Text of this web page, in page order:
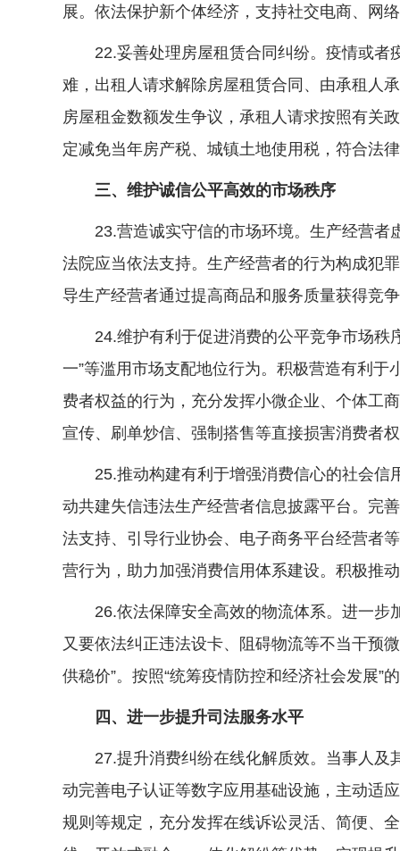
展。依法保护新个体经济，支持社交电商、网
22.妥善处理房屋租赁合同纠纷。疫情或者
难，出租人请求解除房屋租赁合同、由承租人
房屋租金数额发生争议，承租人请求按照有关
定减免当年房产税、城镇土地使用税，符合法
三、维护诚信公平高效的市场秩序
23.营造诚实守信的市场环境。生产经营者
法院应当依法支持。生产经营者的行为构成犯
导生产经营者通过提高商品和服务质量获得竞
24.维护有利于促进消费的公平竞争市场秩序
一”等滥用市场支配地位行为。积极营造有利
费者权益的行为，充分发挥小微企业、个体工
宣传、刷单炒信、强制搭售等直接损害消费者
25.推动构建有利于增强消费信心的社会信
动共建失信违法生产经营者信息披露平台。完
法支持、引导行业协会、电子商务平台经营者
营行为，助力加强消费信用体系建设。积极推
26.依法保障安全高效的物流体系。进一步
又要依法纠正违法设卡、阻碍物流等不当干预
供稳价”。按照“统筹疫情防控和经济社会发展
四、进一步提升司法服务水平
27.提升消费纠纷在线化解质效。当事人及
动完善电子认证等数字应用基础设施，主动适
规则等规定，充分发挥在线诉讼灵活、简便、